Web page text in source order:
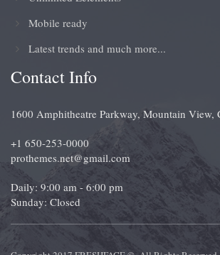
Mobile ready
Latest trends and much more...
Contact Info
1600 Amphitheatre Parkway, Mountain View,
+1 650-253-0000
prothemes.net@gmail.com
Daily: 9:00 am - 6:00 pm
Sunday: Closed